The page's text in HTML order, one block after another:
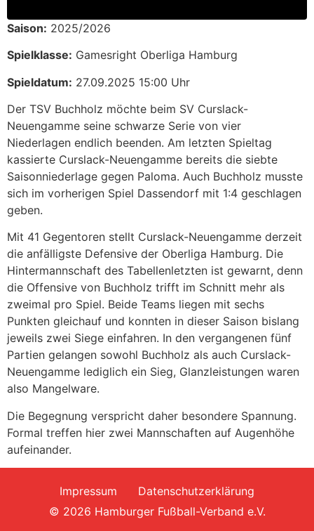
Saison: 2025/2026
Spielklasse: Gamesright Oberliga Hamburg
Spieldatum: 27.09.2025 15:00 Uhr
Der TSV Buchholz möchte beim SV Curslack-
Neuengamme seine schwarze Serie von vier
Niederlagen endlich beenden. Am letzten Spieltag
kassierte Curslack-Neuengamme bereits die siebte
Saisonniederlage gegen Paloma. Auch Buchholz musste
sich im vorherigen Spiel Dassendorf mit 1:4 geschlagen
geben.
Mit 41 Gegentoren stellt Curslack-Neuengamme derzeit
die anfälligste Defensive der Oberliga Hamburg. Die
Hintermannschaft des Tabellenletzten ist gewarnt, denn
die Offensive von Buchholz trifft im Schnitt mehr als
zweimal pro Spiel. Beide Teams liegen mit sechs
Punkten gleichauf und konnten in dieser Saison bislang
jeweils zwei Siege einfahren. In den vergangenen fünf
Partien gelangen sowohl Buchholz als auch Curslack-
Neuengamme lediglich ein Sieg, Glanzleistungen waren
also Mangelware.
Die Begegnung verspricht daher besondere Spannung.
Formal treffen hier zwei Mannschaften auf Augenhöhe
aufeinander.
Impressum
Datenschutzerklärung
© 2026 Hamburger Fußball-Verband e.V.